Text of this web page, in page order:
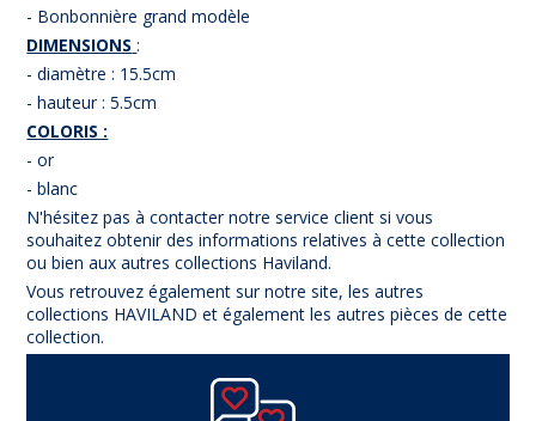
- Bonbonnière grand modèle
DIMENSIONS :
- diamètre : 15.5cm
- hauteur : 5.5cm
COLORIS :
- or
- blanc
N'hésitez pas à contacter notre service client si vous
souhaitez obtenir des informations relatives à cette collection
ou bien aux autres collections Haviland.
Vous retrouvez également sur notre site, les autres
collections HAVILAND et également les autres pièces de cette
collection.